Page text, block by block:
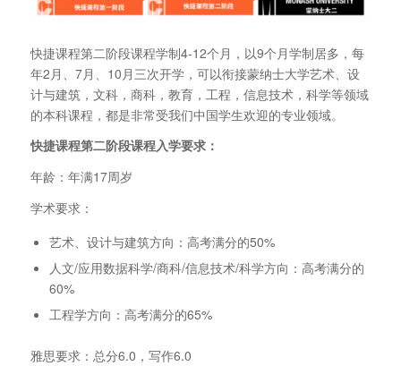
快捷课程第二阶段课程学制4-12个月，以9个月学制居多，每
年2月、7月、10月三次开学，可以衔接蒙纳士大学艺术、设
计与建筑，文科，商科，教育，工程，信息技术，科学等领域
的本科课程，都是非常受我们中国学生欢迎的专业领域。
快捷课程第二阶段课程入学要求：
年龄：年满17周岁
学术要求：
艺术、设计与建筑方向：高考满分的50%
人文/应用数据科学/商科/信息技术/科学方向：高考满分的
60%
工程学方向：高考满分的65%
雅思要求：总分6.0，写作6.0